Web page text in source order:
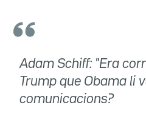
Adam Schiff: "Era
Trump que Obama li
comunicacions?